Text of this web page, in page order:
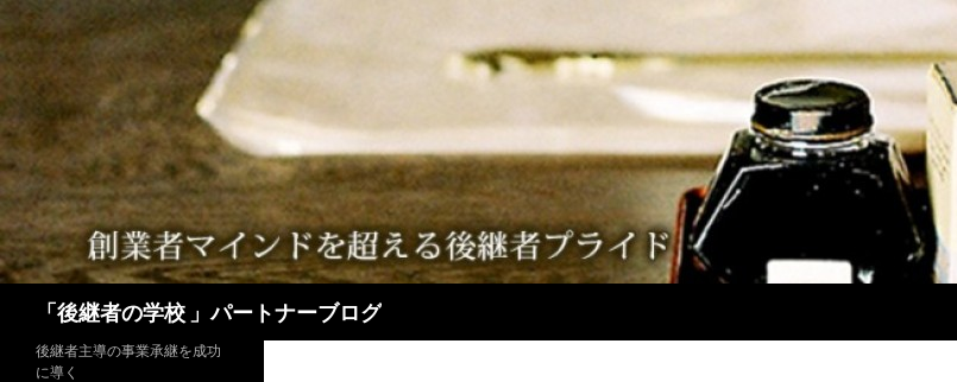
「後継者の学校 」パートナーブログ
後継者主導の事業承継を成功
に導く